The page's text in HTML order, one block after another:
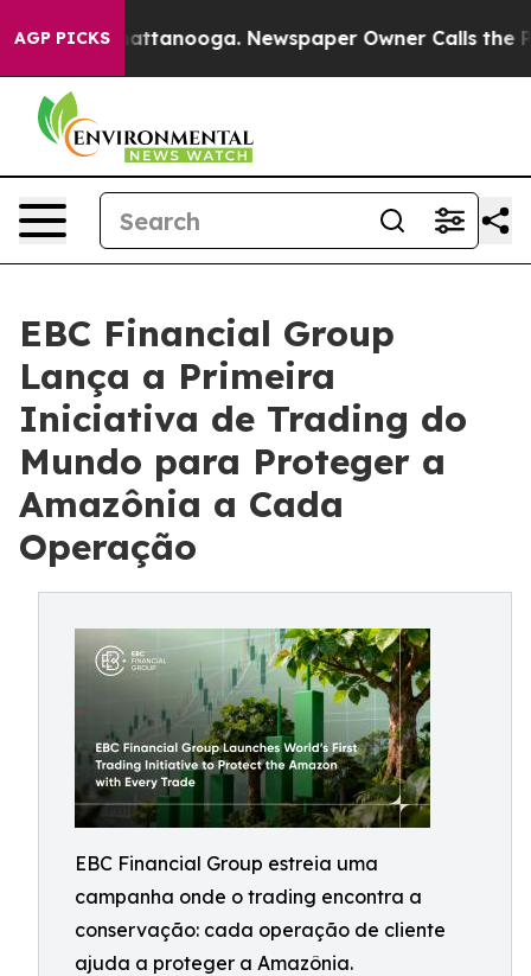
AGP PICKS
in Chattanooga. Newspaper Owner Calls the
EBC Financial Group
Lança a Primeira
Iniciativa de Trading do
Mundo para Proteger a
Amazônia a Cada
Operação
EBC Financial Group estreia uma
campanha onde o trading encontra a
conservação: cada operação de cliente
ajuda a proteger a Amazônia.